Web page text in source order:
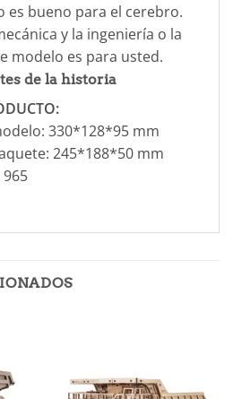
es bueno para el cerebro.
y la ingeniería o la
modelo es para usted.
de la historia
330*128*95 mm
245*188*50 mm